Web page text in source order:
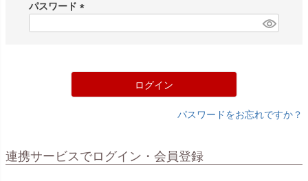
)
パスワード
ログイン
パスワードをお忘れですか？
連携サービスでログイン・会員登録